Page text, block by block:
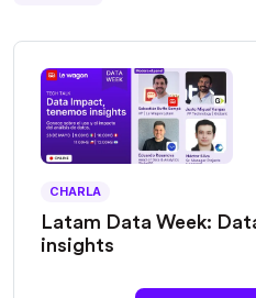
CHARLA
Latam Data Week:
insights